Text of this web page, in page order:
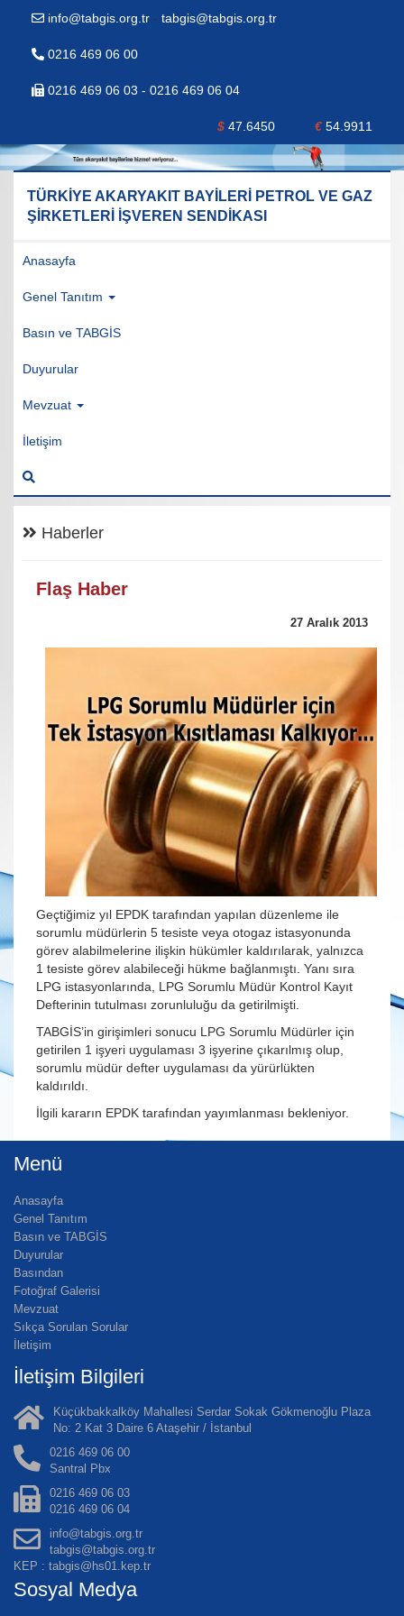
info@tabgis.org.tr - tabgis@tabgis.org.tr
0216 469 06 00
0216 469 06 03 - 0216 469 06 04
$ 47.6450 €54.9911
TÜRKİYE AKARYAKIT BAYİLERİ PETROL VE GAZ
ŞİRKETLERİ İŞVEREN SENDİKASI
Anasayfa
Genel Tanıtım
Basın ve TABGİS
Duyurular
Mevzuat
İletişim
Haberler
Flaş Haber
27 Aralık 2013
Geçtiğimiz yıl EPDK tarafından yapılan düzenleme ile
sorumlu müdürlerin 5 tesiste veya otogaz istasyonunda
görev alabilmelerine ilişkin hükümler kaldırılarak, yalnızca
1 tesiste görev alabileceği hükme bağlanmıştı. Yanı sıra
LPG istasyonlarında, LPG Sorumlu Müdür Kontrol Kayıt
Defterinin tutulması zorunluluğu da getirilmişti.
TABGİS’in girişimleri sonucu LPG Sorumlu Müdürler için
getirilen 1 işyeri uygulaması 3 işyerine çıkarılmış olup,
sorumlu müdür defter uygulaması da yürürlükten
kaldırıldı.
İlgili kararın EPDK tarafından yayımlanması bekleniyor.
Menü
Anasayfa
Genel Tanıtım
Basın ve TABGİS
Duyurular
Basından
Fotoğraf Galerisi
Mevzuat
Sıkça Sorulan Sorular
İletişim
İletişim Bilgileri
Küçükbakkalköy Mahallesi Serdar Sokak Gökmenoğlu Plaza
No: 2 Kat 3 Daire 6 Ataşehir / İstanbul
0216 469 06 00
Santral Pbx
0216 469 06 03
0216 469 06 04
info@tabgis.org.tr
tabgis@tabgis.org.tr
KEP : tabgis@hs01.kep.tr
Sosyal Medya